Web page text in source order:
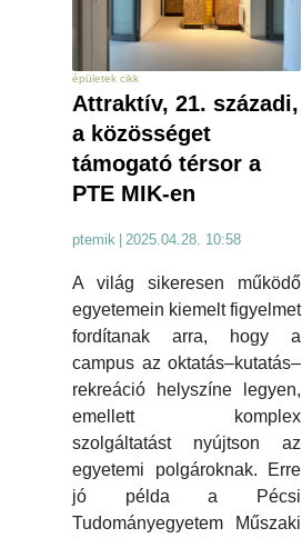
épületek cikk
Attraktív, 21. századi,
a közösséget
támogató térsor a
PTE MIK-en
ptemik 2025.04.28. 10:58
A világ sikeresen működő
egyetemein kiemelt figyelmet
fordítanak arra, hogy a
campus az oktatás–kutatás–
rekreáció helyszíne legyen,
emellett komplex
szolgáltatást nyújtson az
egyetemi polgároknak. Erre
jó példa a Pécsi
Tudományegyetem Műszaki